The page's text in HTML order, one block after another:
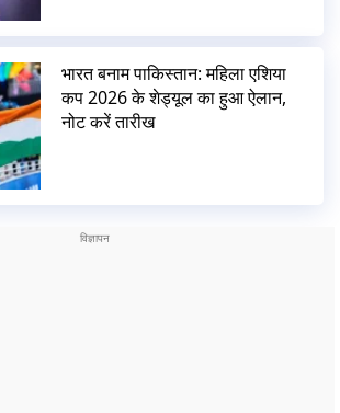
भारत बनाम पाकिस्तान: महिला एशिया
कप 2026 के शेड्यूल का हुआ ऐलान,
नोट करें तारीख